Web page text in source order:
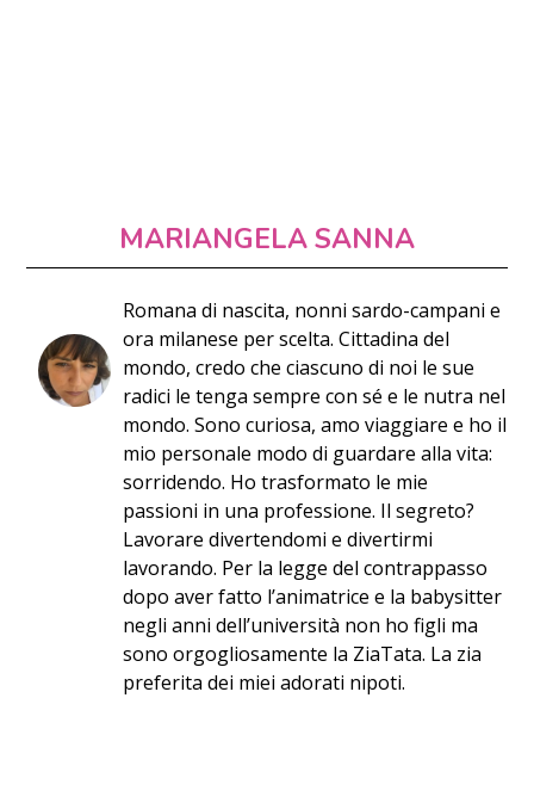
MARIANGELA SANNA
Romana di nascita, nonni sardo-campani e
ora milanese per scelta. Cittadina del
mondo, credo che ciascuno di noi le sue
radici le tenga sempre con sé e le nutra nel
mondo. Sono curiosa, amo viaggiare e ho il
mio personale modo di guardare alla vita:
sorridendo. Ho trasformato le mie
passioni in una professione. Il segreto?
Lavorare divertendomi e divertirmi
lavorando. Per la legge del contrappasso
dopo aver fatto l’animatrice e la babysitter
negli anni dell’università non ho figli ma
sono orgogliosamente la ZiaTata. La zia
preferita dei miei adorati nipoti.